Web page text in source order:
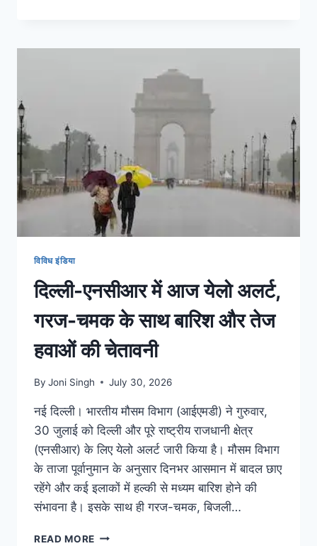
विविध इंडिया
दिल्ली-एनसीआर में आज येलो अलर्ट,
गरज-चमक के साथ बारिश और तेज
हवाओं की चेतावनी
By Joni Singh July 30, 2026
नई दिल्ली। भारतीय मौसम विभाग (आईएमडी) ने गुरुवार,
30 जुलाई को दिल्ली और पूरे राष्ट्रीय राजधानी क्षेत्र
(एनसीआर) के लिए येलो अलर्ट जारी किया है। मौसम विभाग
के ताजा पूर्वानुमान के अनुसार दिनभर आसमान में बादल छाए
रहेंगे और कई इलाकों में हल्की से मध्यम बारिश होने की
संभावना है। इसके साथ ही गरज-चमक, बिजली…
READ MORE